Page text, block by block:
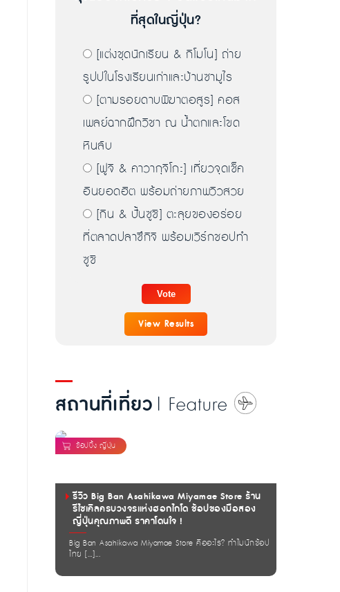
ที่สุดในญี่ปุ่น?
[แต่งชุดนักเรียน & กิโมโน] ถ่าย
รูปปในโรงเรียนเก่าและบ้านซามูไร
[ตามรอยดาบพิฆาตอสูร] คอส
เพลย์ฉากฝึกวิชา ณ น้ำตกและโขด
หินลับ
[ฟูจิ & คาวากุจิโกะ] เที่ยวจุดเช็ค
อินยอดฮิต พร้อมถ่ายภาพวิวสวย
[กิน & ปั้นซูชิ] ตะลุยของอร่อย
ที่ตลาดปลาซึกิจิ พร้อมเวิร์กชอปทำ
ซูชิ
View Results
สถานที่เที่ยว | Feature
รีวิว Big Ban Asahikawa Miyamae Store ร้าน
รีไซเคิลครบวงจรแห่งฮอกไกโด ช้อปของมือสอง
ญี่ปุ่นคุณภาพดี ราคาโดนใจ !
Big Ban Asahikawa Miyamae Store คืออะไร? ทำไมนักช้อป
ไทย […]...